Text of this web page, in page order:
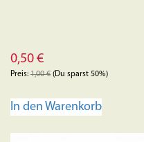
0,50 €
Preis: 1,00€ (Du sparst 50%)
In den Warenkorb